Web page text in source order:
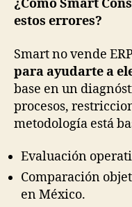
¿Cómo Smart
estos errores?
Smart no vende
para ayudarte a
base en un
procesos,
metodología está
Evaluación
Comparación
en México.